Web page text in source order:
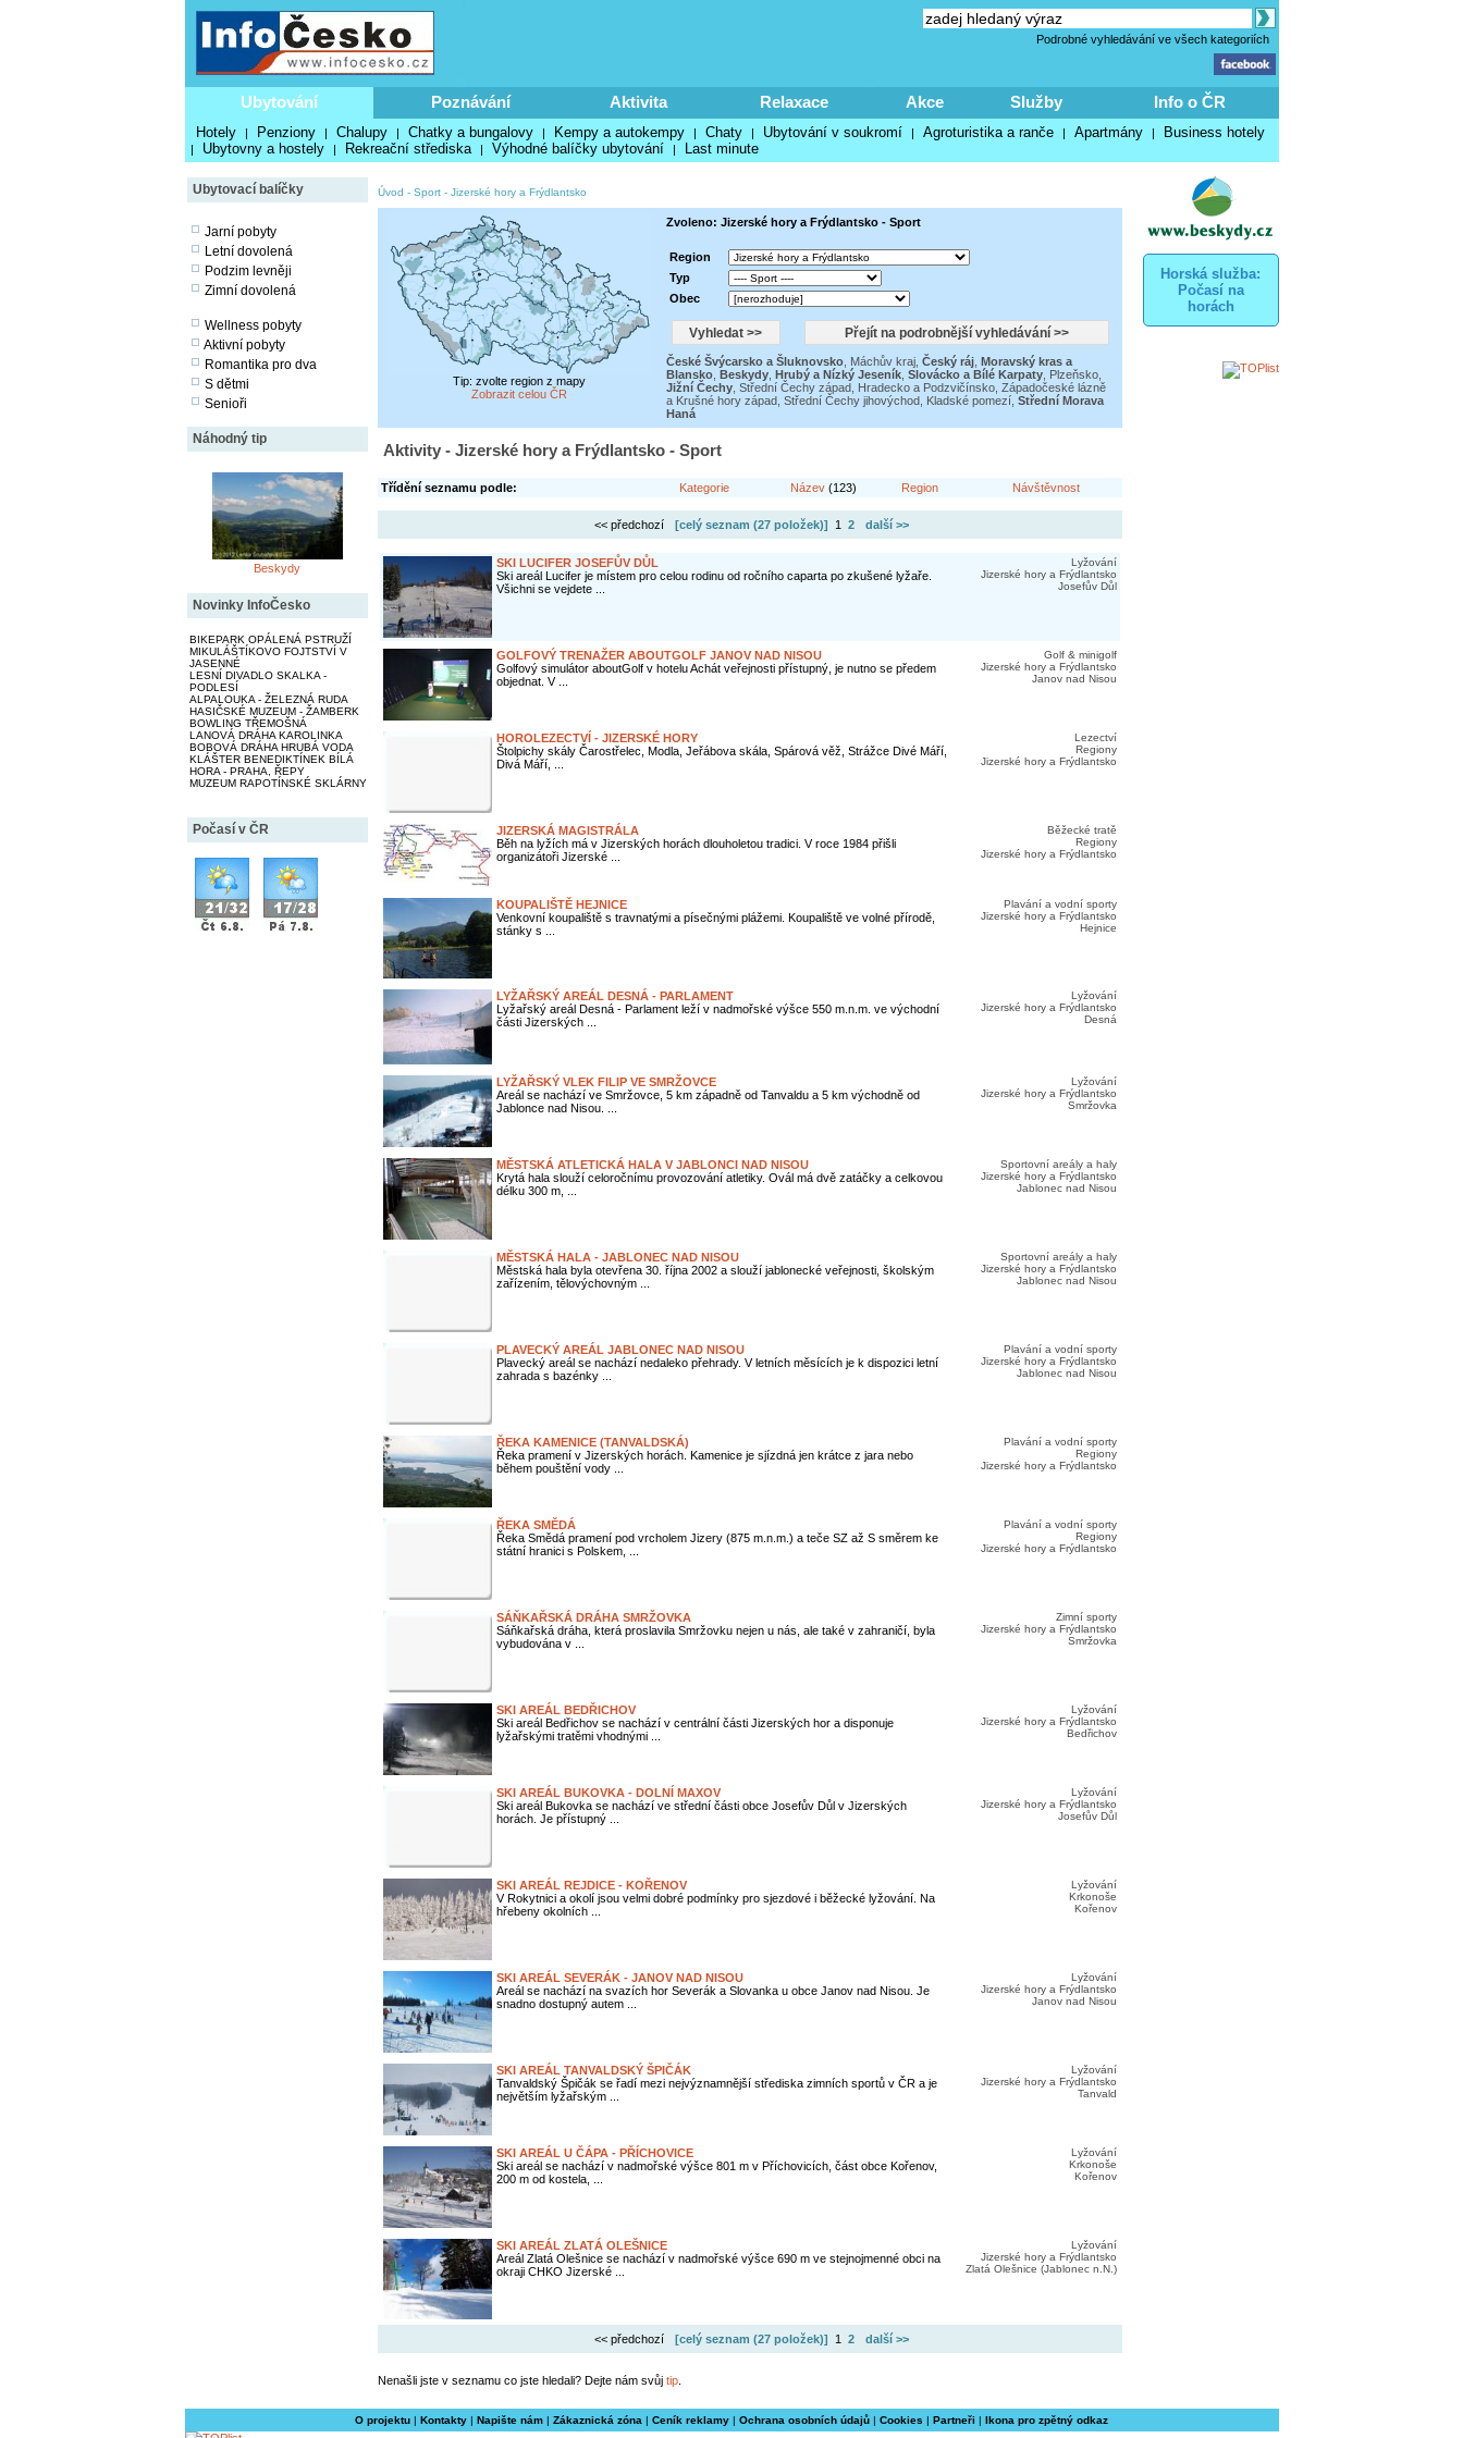
Podrobné vyhledávání ve všech kategoriích
Ubytování Poznávání Aktivita Relaxace Akce Služby Info o ČR
Hotely | Penziony | Chalupy | Chatky a bungalovy | Kempy a autokempy | Chaty | Ubytování v soukromí | Agroturistika a ranče | Apartmány | Business hotely
| Ubytovny a hostely | Rekreační střediska | Výhodné balíčky ubytování | Last minute
Ubytovací balíčky
Jarní pobyty
Letní dovolená
Podzim levněji
Zimní dovolená
Wellness pobyty
Aktivní pobyty
Romantika pro dva
S dětmi
Senioři
Náhodný tip
Beskydy
Novinky InfoČesko
BIKEPARK OPÁLENÁ PSTRUŽÍ
MIKULÁŠTÍKOVO FOJTSTVÍ V
JASENNÉ
LESNÍ DIVADLO SKALKA -
PODLESÍ
ALPALOUKA - ŽELEZNÁ RUDA
HASIČSKÉ MUZEUM - ŽAMBERK
BOWLING TŘEMOŠNÁ
LANOVÁ DRÁHA KAROLINKA
BOBOVÁ DRÁHA HRUBÁ VODA
KLÁŠTER BENEDIKTÍNEK BÍLÁ
HORA - PRAHA, ŘEPY
MUZEUM RAPOTÍNSKÉ SKLÁRNY
Počasí v ČR
Horská služba:
Počasí na
horách
Úvod - Sport- Jizerské hory a Frýdlantsko
Tip: zvolte region z mapy
Zobrazit celou ČR
Zvoleno: Jizerské hory a Frýdlantsko - Sport
Region
Typ
Obec
České Švýcarsko a Šluknovsko, Máchův kraj, Český ráj, Moravský kras a
Blansko, Beskydy, Hrubý a Nízký Jeseník, Slovácko a Bílé Karpaty, Plzeňsko,
Jižní Čechy, Střední Čechy západ, Hradecko a Podzvičínsko, Západočeské lázně
a Krušné hory západ, Střední Čechy jihovýchod, Kladské pomezí, Střední Morava
Haná
Aktivity - Jizerské hory a Frýdlantsko - Sport
Třídění seznamu podle: Kategorie Název(123) Region Návštěvnost
<< předchozí [celý seznam (27 položek)] 1 2 další >>
SKI LUCIFER JOSEFŮV DŮL
Ski areál Lucifer je místem pro celou rodinu od ročního caparta po zkušené lyžaře.
Všichni se vejdete ...
Lyžování
Jizerské hory a Frýdlantsko
Josefův Důl
GOLFOVÝ TRENAŽER ABOUTGOLF JANOV NAD NISOU
Golfový simulátor aboutGolf v hotelu Achát veřejnosti přístupný, je nutno se předem
objednat. V ...
Golf & minigolf
Jizerské hory a Frýdlantsko
Janov nad Nisou
HOROLEZECTVÍ - JIZERSKÉ HORY
Štolpichy skály Čarostřelec, Modla, Jeřábova skála, Spárová věž, Strážce Divé Máří,
Divá Máří, ...
Lezectví
Regiony
Jizerské hory a Frýdlantsko
JIZERSKÁ MAGISTRÁLA
Běh na lyžích má v Jizerských horách dlouholetou tradici. V roce 1984 přišli
organizátoři Jizerské ...
Běžecké tratě
Regiony
Jizerské hory a Frýdlantsko
KOUPALIŠTĚ HEJNICE
Venkovní koupaliště s travnatými a písečnými plážemi. Koupaliště ve volné přírodě,
stánky s ...
Plavání a vodní sporty
Jizerské hory a Frýdlantsko
Hejnice
LYŽAŘSKÝ AREÁL DESNÁ - PARLAMENT
Lyžařský areál Desná - Parlament leží v nadmořské výšce 550 m.n.m. ve východní
části Jizerských ...
Lyžování
Jizerské hory a Frýdlantsko
Desná
LYŽAŘSKÝ VLEK FILIP VE SMRŽOVCE
Areál se nachází ve Smržovce, 5 km západně od Tanvaldu a 5 km východně od
Jablonce nad Nisou. ...
Lyžování
Jizerské hory a Frýdlantsko
Smržovka
MĚSTSKÁ ATLETICKÁ HALA V JABLONCI NAD NISOU
Krytá hala slouží celoročnímu provozování atletiky. Ovál má dvě zatáčky a celkovou
délku 300 m, ...
Sportovní areály a haly
Jizerské hory a Frýdlantsko
Jablonec nad Nisou
MĚSTSKÁ HALA - JABLONEC NAD NISOU
Městská hala byla otevřena 30. října 2002 a slouží jablonecké veřejnosti, školským
zařízením, tělovýchovným ...
Sportovní areály a haly
Jizerské hory a Frýdlantsko
Jablonec nad Nisou
PLAVECKÝ AREÁL JABLONEC NAD NISOU
Plavecký areál se nachází nedaleko přehrady. V letních měsících je k dispozici letní
zahrada s bazénky ...
Plavání a vodní sporty
Jizerské hory a Frýdlantsko
Jablonec nad Nisou
ŘEKA KAMENICE (TANVALDSKÁ)
Řeka pramení v Jizerských horách. Kamenice je sjízdná jen krátce z jara nebo
během pouštění vody ...
Plavání a vodní sporty
Regiony
Jizerské hory a Frýdlantsko
ŘEKA SMĚDÁ
Řeka Smědá pramení pod vrcholem Jizery (875 m.n.m.) a teče SZ až S směrem ke
státní hranici s Polskem, ...
Plavání a vodní sporty
Regiony
Jizerské hory a Frýdlantsko
SÁŇKAŘSKÁ DRÁHA SMRŽOVKA
Sáňkařská dráha, která proslavila Smržovku nejen u nás, ale také v zahraničí, byla
vybudována v ...
Zimní sporty
Jizerské hory a Frýdlantsko
Smržovka
SKI AREÁL BEDŘICHOV
Ski areál Bedřichov se nachází v centrální části Jizerských hor a disponuje
lyžařskými tratěmi vhodnými ...
Lyžování
Jizerské hory a Frýdlantsko
Bedřichov
SKI AREÁL BUKOVKA - DOLNÍ MAXOV
Ski areál Bukovka se nachází ve střední části obce Josefův Důl v Jizerských
horách. Je přístupný ...
Lyžování
Jizerské hory a Frýdlantsko
Josefův Důl
SKI AREÁL REJDICE - KOŘENOV
V Rokytnici a okolí jsou velmi dobré podmínky pro sjezdové i běžecké lyžování. Na
hřebeny okolních ...
Lyžování
Krkonoše
Kořenov
SKI AREÁL SEVERÁK - JANOV NAD NISOU
Areál se nachází na svazích hor Severák a Slovanka u obce Janov nad Nisou. Je
snadno dostupný autem ...
Lyžování
Jizerské hory a Frýdlantsko
Janov nad Nisou
SKI AREÁL TANVALDSKÝ ŠPIČÁK
Tanvaldský Špičák se řadí mezi nejvýznamnější střediska zimních sportů v ČR a je
největším lyžařským ...
Lyžování
Jizerské hory a Frýdlantsko
Tanvald
SKI AREÁL U ČÁPA - PŘÍCHOVICE
Ski areál se nachází v nadmořské výšce 801 m v Příchovicích, část obce Kořenov,
200 m od kostela, ...
Lyžování
Krkonoše
Kořenov
SKI AREÁL ZLATÁ OLEŠNICE
Areál Zlatá Olešnice se nachází v nadmořské výšce 690 m ve stejnojmenné obci na
okraji CHKO Jizerské ...
Lyžování
Jizerské hory a Frýdlantsko
Zlatá Olešnice (Jablonec n.N.)
<< předchozí [celý seznam (27 položek)] 1 2 další >>
Nenašli jste v seznamu co jste hledali? Dejte nám svůj tip.
O projektu | Kontakty | Napište nám | Zákaznická zóna | Ceník reklamy | Ochrana osobních údajů | Cookies | Partneři | Ikona pro zpětný odkaz